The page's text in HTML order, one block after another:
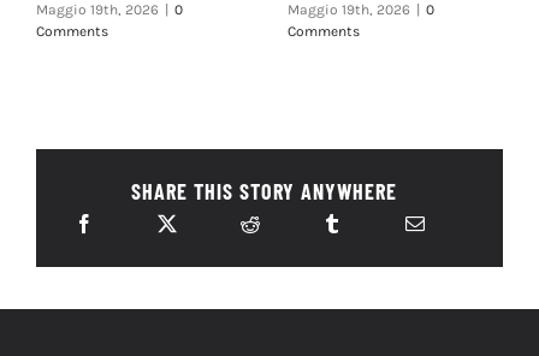
Maggio 19th, 2026
0
Comments
Maggio 19th, 2026
0
Comments
SHARE THIS STORY ANYWHERE